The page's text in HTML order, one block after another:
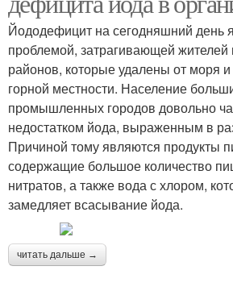
Йододефицит на сегодняшний день
проблемой, затрагивающей жителей
районов, которые удалены от моря
горной местности. Население
промышленных городов довольно
недостатком йода, выраженным в
Причиной тому являются продукты
содержащие большое количество
нитратов, а также вода с хлором,
замедляет всасывание йода.
читать дальше →